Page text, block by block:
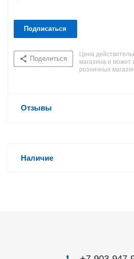
Подписаться
Поделиться
Цена
магазина и может
розничных
Отзывы
Наличие